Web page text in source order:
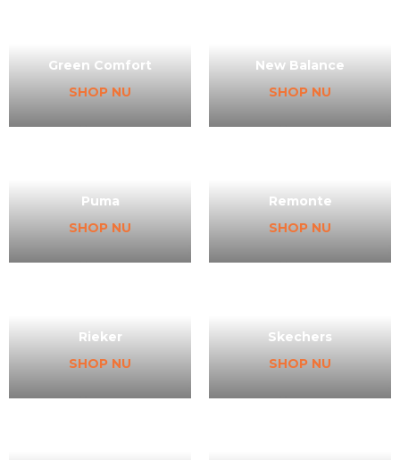
Green Comfort
SHOP NU
New Balance
SHOP NU
Puma
SHOP NU
Remonte
SHOP NU
Rieker
SHOP NU
Skechers
SHOP NU